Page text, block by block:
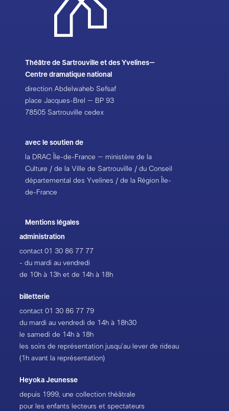
Théâtre de Sartrouville et des Yvelines–
Centre dramatique national
direction Abdelwaheb Sefsaf
place Jacques-Brel – BP 93
78505 Sartrouville cedex
avec le soutien de
la DRAC Île-de-France – ministère de la
Culture / de la Ville de Sartrouville / du Conseil
départemental des Yvelines / de la Région Île-
de-France
Mentions légales
administration
contact01 30 86 77 77
- du mardi au vendredi
de 10h à 13h et de 14h à 18h
billetterie
contact01 30 86 77 79
du mardi au vendredi de 14h à 18h30
le samedi de 14h à 18h
les soirs de représentation jusqu’au lever de rideau
(1h avant la représentation)
Heyoka Jeunesse
depuis 1999, une collection théâtrale
pour les enfants lecteurs et spectateurs